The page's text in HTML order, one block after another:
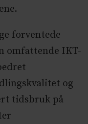
forventede
omfattende IKT-
og
tidsbruk på